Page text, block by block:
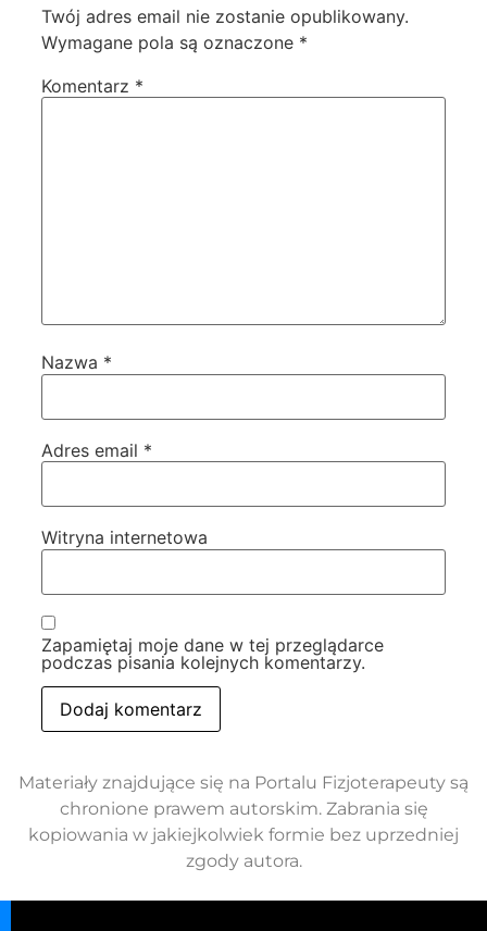
Twój adres email nie zostanie opublikowany.
Wymagane pola są oznaczone *
Komentarz *
Nazwa *
Adres email *
Witryna internetowa
Zapamiętaj moje dane w tej przeglądarce
podczas pisania kolejnych komentarzy.
Materiały znajdujące się na Portalu Fizjoterapeuty są
chronione prawem autorskim. Zabrania się
kopiowania w jakiejkolwiek formie bez uprzedniej
zgody autora.